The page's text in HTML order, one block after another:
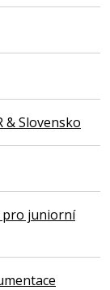
& Slovensko
pro juniorní